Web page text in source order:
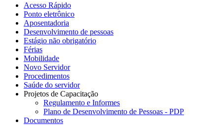
Acesso Rápido
Ponto eletrônico
Aposentadoria
Desenvolvimento de pessoas
Estágio não obrigatório
Férias
Mobilidade
Novo Servidor
Procedimentos
Saúde do servidor
Projetos de Capacitação
Regulamento e Informes
Plano de Desenvolvimento de Pessoas - PDP
Documentos